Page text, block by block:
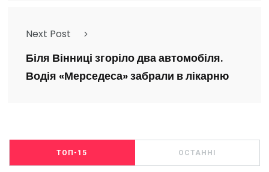
Next Post
Біля Вінниці згоріло два автомобіля.
Водія «Мерседеса» забрали в лікарню
ТОП-15 ОСТАННІ